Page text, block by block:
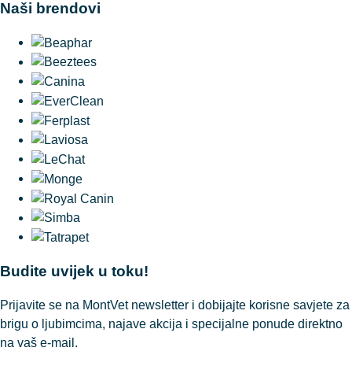
Naši brendovi
Budite uvijek u toku!
Prijavite se na MontVet newsletter i dobijajte korisne savjete za
brigu o ljubimcima, najave akcija i specijalne ponude direktno
na vaš e-mail.